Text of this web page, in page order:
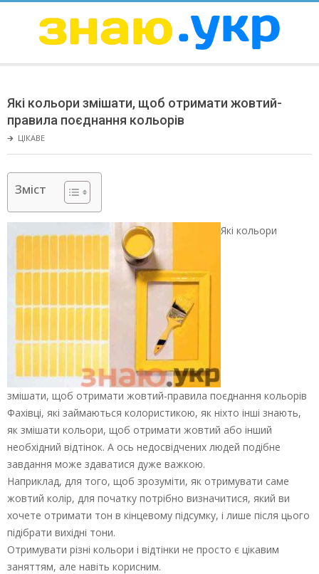
ЗНАЮ
Menu
Які кольори змішати, щоб отримати жовтий-
правила поєднання кольорів
🡲 ЦІКАВЕ
Зміст
Які кольори
змішати, щоб отримати жовтий-правила поєднання кольорів
Фахівці, які займаються колористикою, як ніхто інші знають,
як змішати кольори, щоб отримати жовтий або інший
необхідний відтінок. А ось недосвідчених людей подібне
завдання може здаватися дуже важкою.
Наприклад, для того, щоб зрозуміти, як отримувати саме
жовтий колір, для початку потрібно визначитися, який ви
хочете отримати тон в кінцевому підсумку, і лише після цього
підібрати вихідні тони.
Отримувати різні кольори і відтінки не просто є цікавим
заняттям, але навіть корисним.